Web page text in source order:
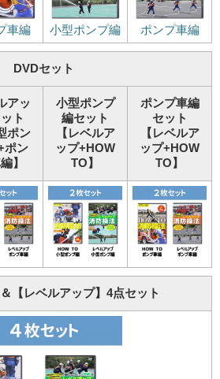
車編 小型ポンプ編 ポンプ車編
DVDセット
アッ
ト
ポン
ポン
】
小型ポンプ
編セット
【レベルア
ップ+HOW
TO】
ポンプ車編
セット
【レベルア
ップ+HOW
TO】
【レベルアップ】4点セット